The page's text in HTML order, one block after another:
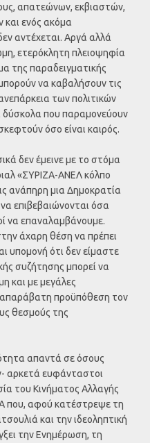
απατεώνων, εκβιαστών,
και ενός ακόμα
αντέχεται. Αργά αλλά
ετερόκλητη πλειοψηφία
της παραδειγματικής
να καβαλήσουν τις
των πολιτικών
δύσκολα που παραμονεύουν
όσο είναι καιρός.
δεν έμεινε με το στόμα
«ΣΥΡΙΖΑ-ΑΝΕΛ κόλπο
ανάπηρη μια Δημοκρατία
επιβεβαιώνονται όσα
να επαναλαμβάνουμε.
άχαρη θέση να πρέπει
υπομονή ότι δεν είμαστε
συζήτησης μπορεί να
και με μεγάλες
απαράβατη προϋπόθεση τον
θεσμούς της
απαντά σε όσους
αρκετά ευφάνταστοι
του Κινήματος Αλλαγής
που, αφού κατέστρεψε τη
και την ιδεοληπτική
την Ενημέρωση, τη